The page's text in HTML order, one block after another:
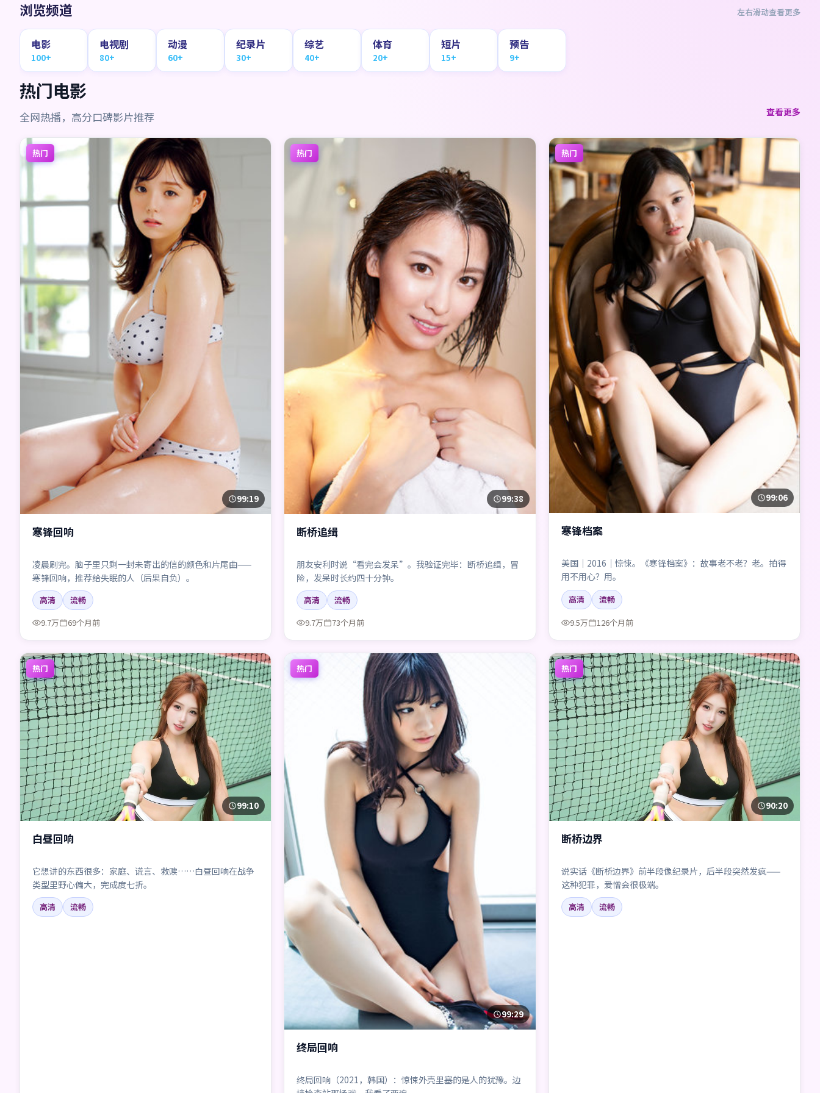
浏览频道 左右滑动查看更多
电影
100+
电视剧
80+
动漫
60+
纪录片
30+
综艺
40+
体育
20+
短片
15+
预告
9+
热门电影
全网热播，高分口碑影片推荐 查看更多
热门
99:19
寒锋回响
凌晨刷完。脑子里只剩一封未寄出的信的颜色和片尾曲——
寒锋回响，推荐给失眠的人（后果自负）。
高清
流畅
9.7万
69个月前
热门
99:38
断桥追缉
朋友安利时说“看完会发呆”。我验证完毕：断桥追缉，冒
险，发呆时长约四十分钟。
高清
流畅
9.7万
73个月前
热门
99:06
寒锋档案
美国｜2016｜惊悚。《寒锋档案》：故事老不老？老。拍得
用不用心？用。
高清 流畅
9.5万 126个月前
热门
99:10
白昼回响
它想讲的东西很多：家庭、谎言、救赎……白昼回响在战争
类型里野心偏大，完成度七折。
高清 流畅
热门
99:29
终局回响
终局回响（2021，韩国）：惊悚外壳里塞的是人的犹豫。边
热门
90:20
断桥边界
说实话《断桥边界》前半段像纪录片，后半段突然发疯——
这种犯罪，爱憎会很极端。
高清 流畅